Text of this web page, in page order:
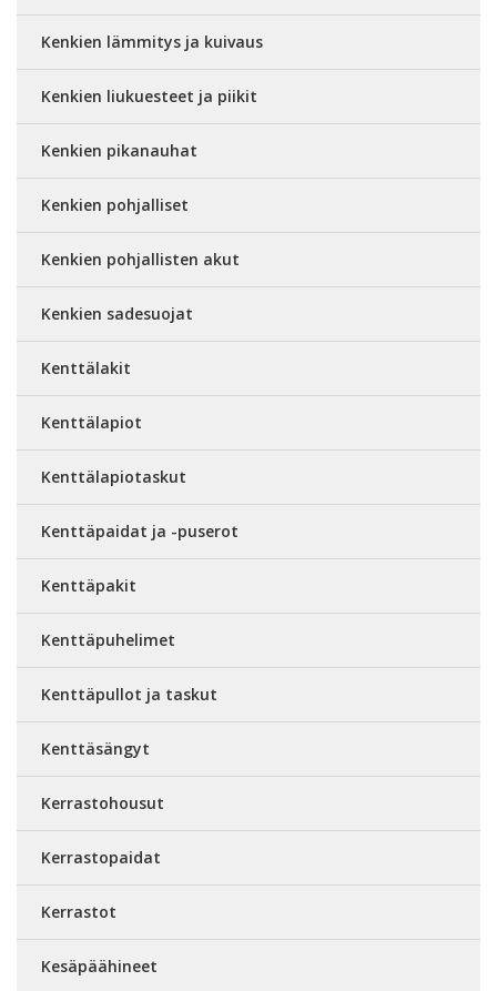
Kenkien lämmitys ja kuivaus
Kenkien liukuesteet ja piikit
Kenkien pikanauhat
Kenkien pohjalliset
Kenkien pohjallisten akut
Kenkien sadesuojat
Kenttälakit
Kenttälapiot
Kenttälapiotaskut
Kenttäpaidat ja -puserot
Kenttäpakit
Kenttäpuhelimet
Kenttäpullot ja taskut
Kenttäsängyt
Kerrastohousut
Kerrastopaidat
Kerrastot
Kesäpäähineet